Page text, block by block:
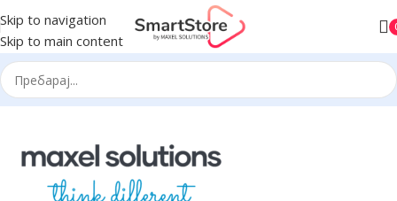
Skip to navigation
Skip to main content